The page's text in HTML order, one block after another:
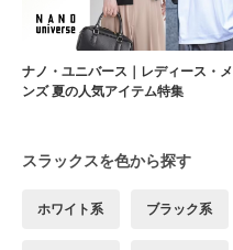
ナノ・ユニバース｜レディース・メ
ンズ 夏の人気アイテム特集
スラックスを色から探す
ホワイト系 ブラック系